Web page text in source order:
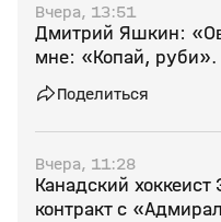
Вчера, 13:51
Дмитрий Яшкин:
мне: «Копай,
Поделиться
Вчера, 11:28
Канадский
контракт с